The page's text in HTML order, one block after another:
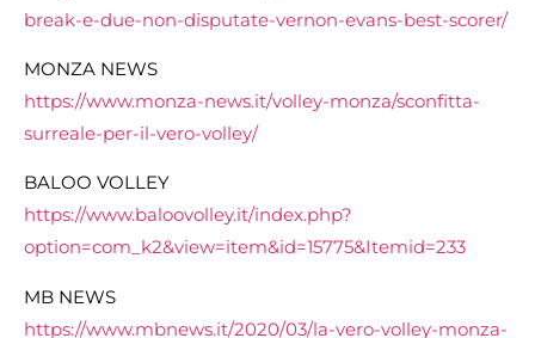
break-e-due-non-disputate-vernon-evans-best-scorer/
MONZA NEWS
https://www.monza-news.it/volley-monza/sconfitta-
surreale-per-il-vero-volley/
BALOO VOLLEY
https://www.baloovolley.it/index.php?
option=com_k2&view=item&id=15775&Itemid=233
MB NEWS
https://www.mbnews.it/2020/03/la-vero-volley-monza-